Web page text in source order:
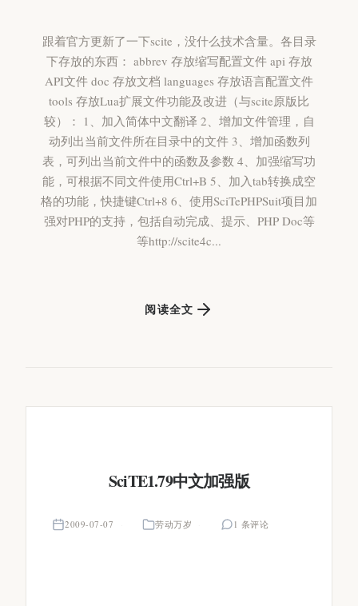
跟着官方更新了一下scite，没什么技术含量。各目录
下存放的东西： abbrev 存放缩写配置文件 api 存放
API文件 doc 存放文档 languages 存放语言配置文件
tools 存放Lua扩展文件功能及改进（与scite原版比
较）： 1、加入简体中文翻译 2、增加文件管理，自
动列出当前文件所在目录中的文件 3、增加函数列
表，可列出当前文件中的函数及参数 4、加强缩写功
能，可根据不同文件使用Ctrl+B 5、加入tab转换成空
格的功能，快捷键Ctrl+8 6、使用SciTePHPSuit项目加
强对PHP的支持，包括自动完成、提示、PHP Doc等
等http://scite4c...
阅读全文
SciTE1.79中文加强版
2009-07-07 劳动万岁 1 条评论